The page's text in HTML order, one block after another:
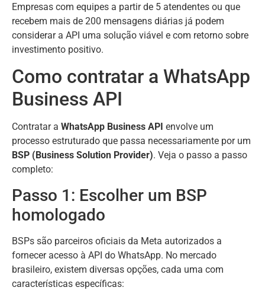
Empresas com equipes a partir de 5 atendentes ou que
recebem mais de 200 mensagens diárias já podem
considerar a API uma solução viável e com retorno sobre
investimento positivo.
Como contratar a WhatsApp
Business API
Contratar a WhatsApp Business API envolve um
processo estruturado que passa necessariamente por um
BSP (Business Solution Provider). Veja o passo a passo
completo:
Passo 1: Escolher um BSP
homologado
BSPs são parceiros oficiais da Meta autorizados a
fornecer acesso à API do WhatsApp. No mercado
brasileiro, existem diversas opções, cada uma com
características específicas: